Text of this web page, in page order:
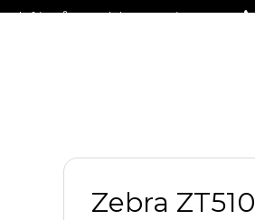
Fraktfritt på stora delar av sortimentet
Zebra ZT510